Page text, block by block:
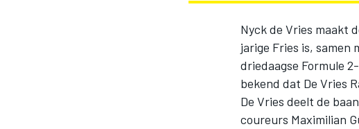
Nyck de Vries maakt
jarige Fries is, samen
driedaagse Formule
bekend dat De Vries
De Vries deelt de
coureurs Maximilian